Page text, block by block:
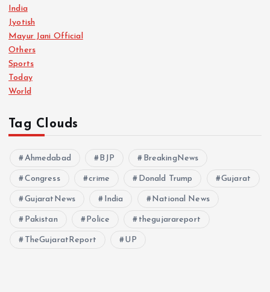
India
Jyotish
Mayur Jani Official
Others
Sports
Today
World
Tag Clouds
Ahmedabad BJP BreakingNews
Congress crime Donald Trump Gujarat
GujaratNews India National News
Pakistan Police thegujarareport
TheGujaratReport UP